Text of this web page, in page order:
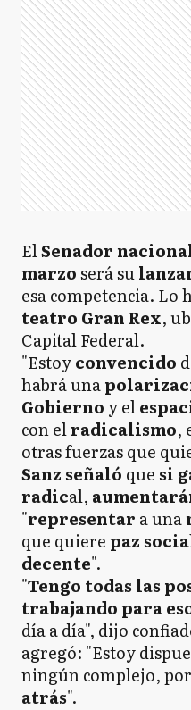
ElSenador
marzoserá su
esa competencia. Lo
teatro Gran Rex,
Capital Federal.
"Estoyconvencido
habrá una
Gobierno y el
con elradicalismo,
otras fuerzas que
Sanz señaló que si
radical,
"representar a una
que quiere paz socia
decente".
"Tengo todas las
trabajando para
día a día", dijo
agregó: "Estoy
ningún complejo,
atrás".